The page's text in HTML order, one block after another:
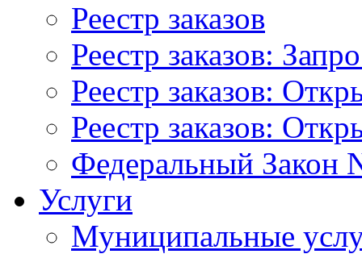
Реестр заказов
Реестр заказов:
Реестр заказов:
Реестр заказов:
Федеральный Закон
Услуги
Муниципальные